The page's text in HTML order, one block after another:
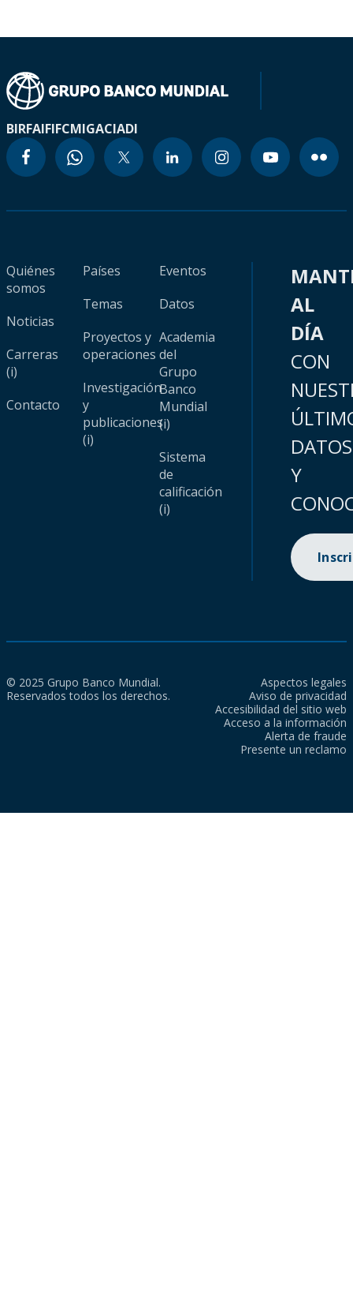
BIRFAIFIFCMIGACIADI
Quiénes
somos
Noticias
Carreras
(i)
Contacto
Países
Temas
Proyectos y
operaciones
Investigación
y
publicaciones
(i)
Eventos
Datos
Academia
del
Grupo
Banco
Mundial
(i)
Sistema
de
calificación
(i)
AL
DÍA
CON
DATOS
Y
© 2025 Grupo Banco Mundial.
Reservados todos los derechos.
Aspectos legales
Aviso de privacidad
Accesibilidad del sitio web
Acceso a la información
Alerta de fraude
Presente un reclamo